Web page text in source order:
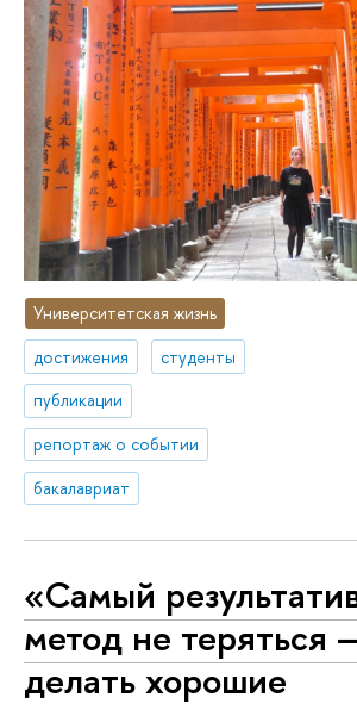
Университетская жизнь
достижения
студенты
публикации
репортаж о событии
бакалавриат
«Самый
метод не теряться
делать хорошие